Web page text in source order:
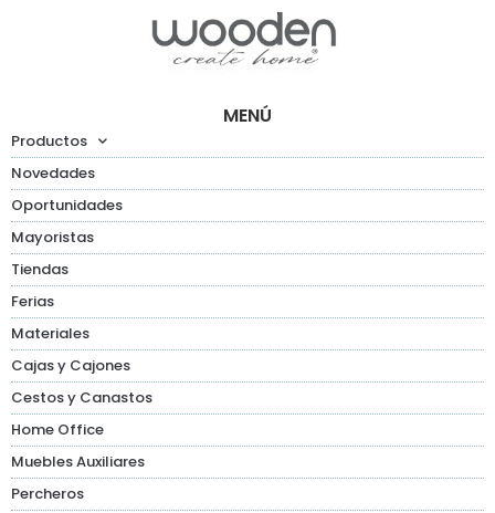
MENÚ
Productos
Novedades
Oportunidades
Mayoristas
Tiendas
Ferias
Materiales
Cajas y Cajones
Cestos y Canastos
Home Office
Muebles Auxiliares
Percheros